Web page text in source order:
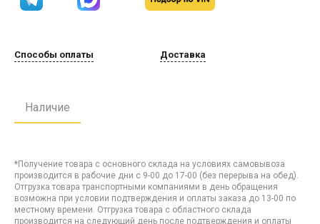
Способы оплаты Доставка
Наличие
*Получение товара с основного склада на условиях самовывоза
производится в рабочие дни с 9-00 до 17-00 (без перерыва на обед).
Отгрузка товара транспортными компаниями в день обращения
возможна при условии подтверждения и оплаты заказа до 13-00 по
местному времени. Отгрузка товара с областного склада
производится на следующий день после подтверждения и оплаты